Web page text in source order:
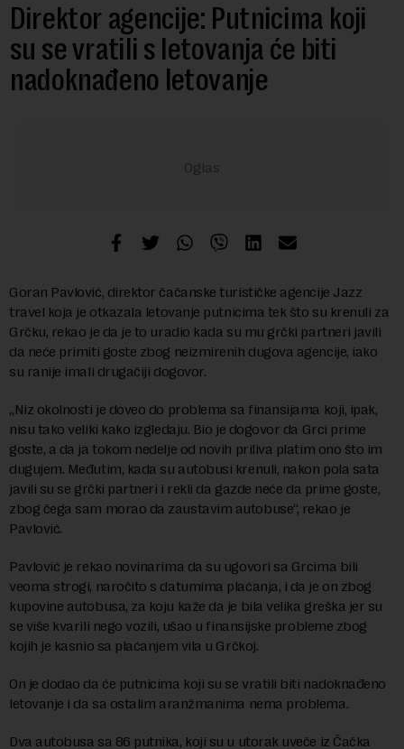
Direktor agencije: Putnicima koji
su se vratili s letovanja će biti
nadoknađeno letovanje
Goran Pavlović, direktor čačanske turističke agencije Jazz
travel koja je otkazala letovanje putnicima tek što su krenuli za
Grčku, rekao je da je to uradio kada su mu grčki partneri javili
da neće primiti goste zbog neizmirenih dugova agencije, iako
su ranije imali drugačiji dogovor.
„Niz okolnosti je doveo do problema sa finansijama koji, ipak,
nisu tako veliki kako izgledaju. Bio je dogovor da Grci prime
goste, a da ja tokom nedelje od novih priliva platim ono što im
dugujem. Međutim, kada su autobusi krenuli, nakon pola sata
javili su se grčki partneri i rekli da gazde neće da prime goste,
zbog čega sam morao da zaustavim autobuse“, rekao je
Pavlović.
Pavlović je rekao novinarima da su ugovori sa Grcima bili
veoma strogi, naročito s datumima plaćanja, i da je on zbog
kupovine autobusa, za koju kaže da je bila velika greška jer su
se više kvarili nego vozili, ušao u finansijske probleme zbog
kojih je kasnio sa plaćanjem vila u Grčkoj.
On je dodao da će putnicima koji su se vratili biti nadoknađeno
letovanje i da sa ostalim aranžmanima nema problema.
Dva autobusa sa 86 putnika, koji su u utorak uveče iz Čačka